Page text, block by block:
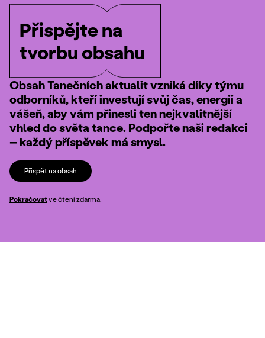
Přispějte na
tvorbu obsahu
Obsah Tanečních aktualit vzniká díky týmu
odborníků, kteří investují svůj čas, energii a
vášeň, aby vám přinesli ten nejkvalitnější
vhled do světa tance. Podpořte naši redakci
– každý příspěvek má smysl.
Přispět na obsah
Pokračovatve čtení zdarma.